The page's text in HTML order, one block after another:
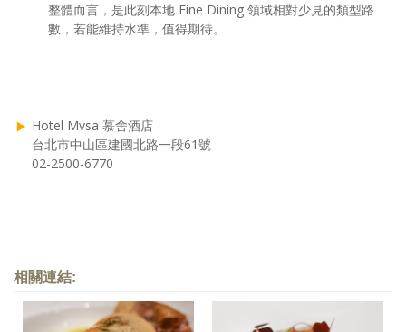
整體而言，是此刻本地 Fine Dining 領域相對少見的類型路
數，若能維持水準，值得期待。
Hotel Mvsa 慕舍酒店
台北市中山區建國北路一段61號
02-2500-6770
相關連結: